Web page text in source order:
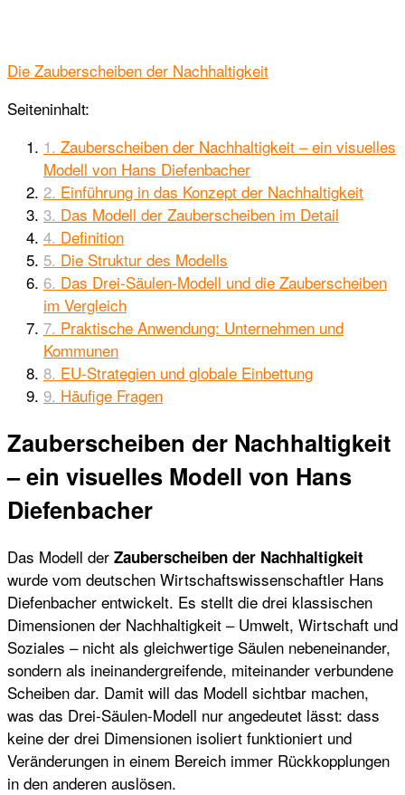
Die Zauberscheiben der Nachhaltigkeit
Seiteninhalt:
Zauberscheiben der Nachhaltigkeit – ein visuelles
Modell von Hans Diefenbacher
Einführung in das Konzept der Nachhaltigkeit
Das Modell der Zauberscheiben im Detail
Definition
Die Struktur des Modells
Das Drei-Säulen-Modell und die Zauberscheiben
im Vergleich
Praktische Anwendung: Unternehmen und
Kommunen
EU-Strategien und globale Einbettung
Häufige Fragen
Zauberscheiben der Nachhaltigkeit
– ein visuelles Modell von Hans
Diefenbacher
Das Modell der Zauberscheiben der Nachhaltigkeit
wurde vom deutschen Wirtschaftswissenschaftler Hans
Diefenbacher entwickelt. Es stellt die drei klassischen
Dimensionen der Nachhaltigkeit – Umwelt, Wirtschaft und
Soziales – nicht als gleichwertige Säulen nebeneinander,
sondern als ineinandergreifende, miteinander verbundene
Scheiben dar. Damit will das Modell sichtbar machen,
was das Drei-Säulen-Modell nur angedeutet lässt: dass
keine der drei Dimensionen isoliert funktioniert und
Veränderungen in einem Bereich immer Rückkopplungen
in den anderen auslösen.